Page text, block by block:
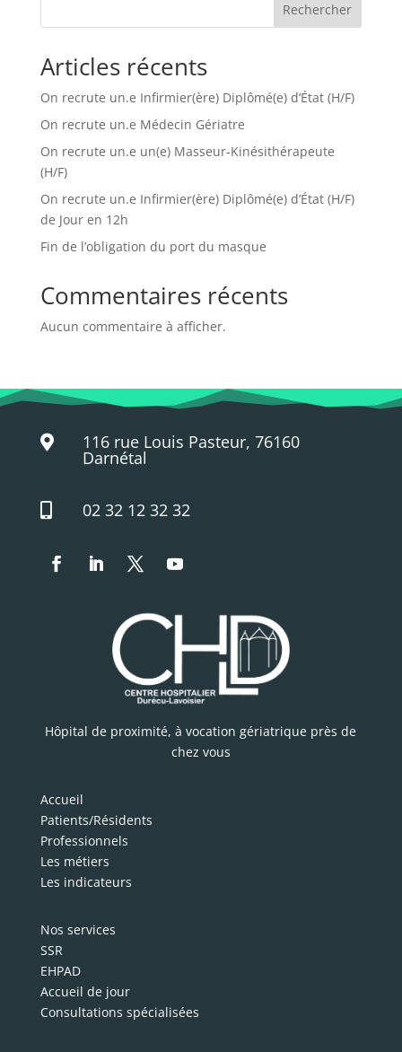
Rechercher
Articles récents
On recrute un.e Infirmier(ère) Diplômé(e) d’État (H/F)
On recrute un.e Médecin Gériatre
On recrute un.e un(e) Masseur-Kinésithérapeute
(H/F)
On recrute un.e Infirmier(ère) Diplômé(e) d’État (H/F)
de Jour en 12h
Fin de l’obligation du port du masque
Commentaires récents
Aucun commentaire à afficher.
 116 rue Louis Pasteur, 76160
Darnétal
 02 32 12 32 32
Hôpital de proximité, à vocation gériatrique près de
chez vous
Accueil
Patients/Résidents
Professionnels
Les métiers
Les indicateurs
Nos services
SSR
EHPAD
Accueil de jour
Consultations spécialisées